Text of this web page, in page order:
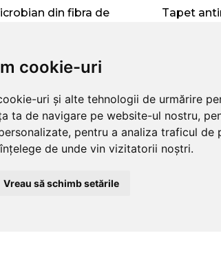
cookie-uri
uri și alte tehnologii de urmărire
ta de navigare pe website-ul nostru,
pentru a analiza traficul de
de unde vin vizitatorii noștri.
Vreau să schimb setările
din fibra de
Tapet